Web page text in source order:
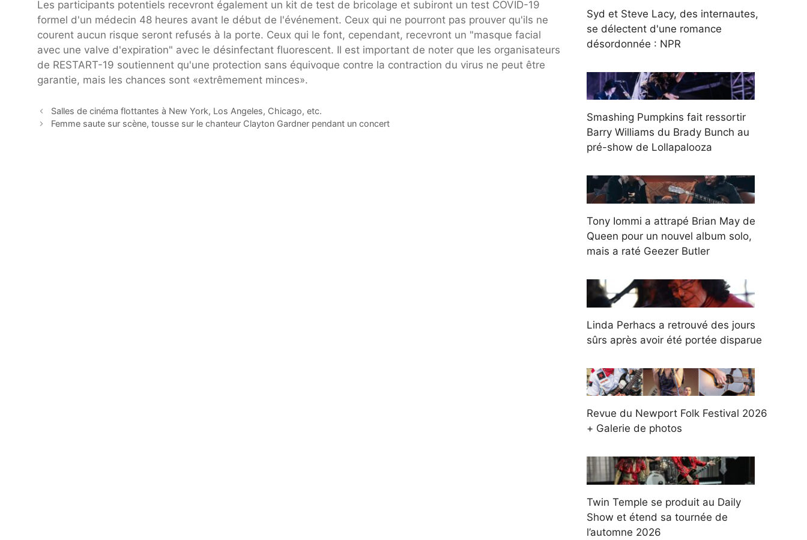
Les participants potentiels recevront également un kit de test de bricolage et subiront un test COVID-19
formel d'un médecin 48 heures avant le début de l'événement. Ceux qui ne pourront pas prouver qu'ils ne
courent aucun risque seront refusés à la porte. Ceux qui le font, cependant, recevront un "masque facial
avec une valve d'expiration" avec le désinfectant fluorescent. Il est important de noter que les organisateurs
de RESTART-19 soutiennent qu'une protection sans équivoque contre la contraction du virus ne peut être
garantie, mais les chances sont «extrêmement minces».
Salles de cinéma flottantes à New York, Los Angeles, Chicago, etc.
Femme saute sur scène, tousse sur le chanteur Clayton Gardner pendant un concert
Syd et Steve Lacy, des internautes,
se délectent d'une romance
désordonnée : NPR
Smashing Pumpkins fait ressortir
Barry Williams du Brady Bunch au
pré-show de Lollapalooza
Tony Iommi a attrapé Brian May de
Queen pour un nouvel album solo,
mais a raté Geezer Butler
Linda Perhacs a retrouvé des jours
sûrs après avoir été portée disparue
Revue du Newport Folk Festival 2026
+ Galerie de photos
Twin Temple se produit au Daily
Show et étend sa tournée de
l’automne 2026